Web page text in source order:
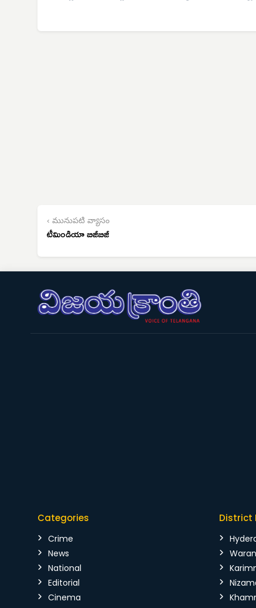
‹ మునుపటి వ్యాసం
టీమిండియా బిజీబిజీ
Categories
Crime
News
National
Editorial
Cinema
District